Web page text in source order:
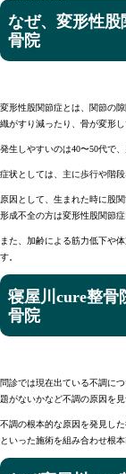
なぜ、変形性股
骨院
変形性股関節症とは、関節の
織がすり減ったり、骨が変形
発生しやすいのは40〜50代で
症状としては、主に歩行や階
原因として、生まれた時に股
形成不全の方は変形性股関節症
また、加齢による筋力低下や
す。
寝屋川cure整骨
骨院
問診では現在出ている不調に
題がないかなど不調の原因を
不調の根本的な原因を発見し
といった施術を組み合わせ根